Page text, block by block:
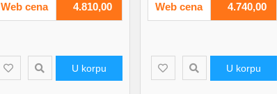
Web cena 4.810,00
U korpu
Web cena 4.740,00
U korpu